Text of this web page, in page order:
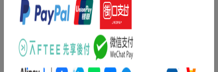
目次（「BOOK」データベースより）
第１編 介護保険制度見直しの概要（介護保険制度見直しの背景
／介護保険制度見直しの概要）／第２編 改正のポイントＱ＆Ａ
（予防重視型システムへの転換／施設給付の見直し／新たなサー
ビス体系の確立／サービスの質の向上／負担の在り方・制度運営